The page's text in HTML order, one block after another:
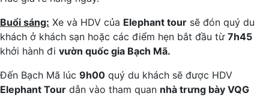
Buổi sáng: Xe và HDV của Elephant tour sẽ đón quý du
khách ở khách sạn hoặc các điểm hẹn bắt đầu từ 7h45
khởi hành đi vườn quốc gia Bạch Mã.
Đến Bạch Mã lúc 9h00 quý du khách sẽ được HDV
Elephant Tour dẫn vào tham quan nhà trưng bày VQG